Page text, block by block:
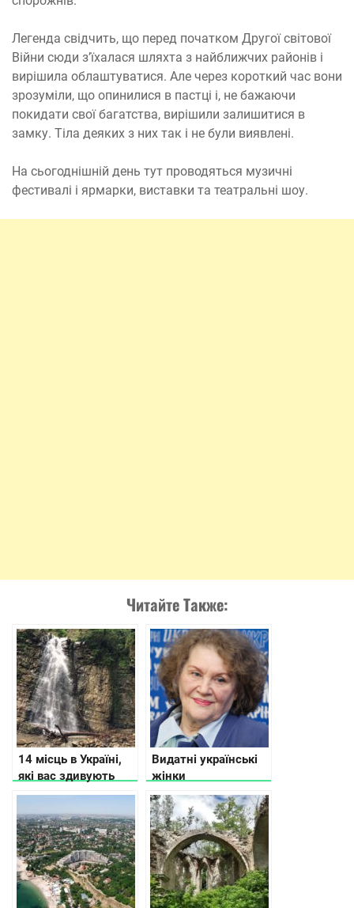
Легенда свідчить, що перед початком Другої світової
Війни сюди з’їхалася шляхта з найближчих районів і
вирішила облаштуватися. Але через короткий час вони
зрозуміли, що опинилися в пастці і, не бажаючи
покидати свої багатства, вирішили залишитися в
замку. Тіла деяких з них так і не були виявлені.
На сьогоднішній день тут проводяться музичні
фестивалі і ярмарки, виставки та театральні шоу.
Читайте Также:
14 місць в Україні,
які вас здивують
Видатні українські
жінки